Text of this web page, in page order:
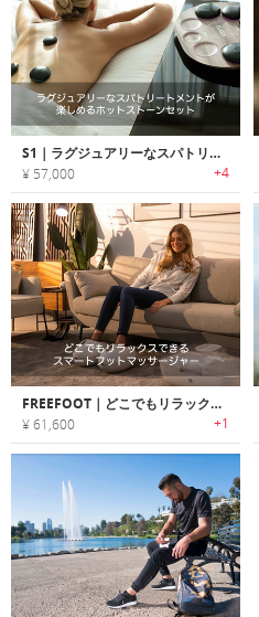
S1｜ラグジュアリーなスパトリートメントが楽しめるホットストーンセット「S1」
¥ 57,000 +4
FREEFOOT｜どこでもリラックスできるスマートウェアラブルフットマッサージャー「フリーフット」
¥ 61,600 +1